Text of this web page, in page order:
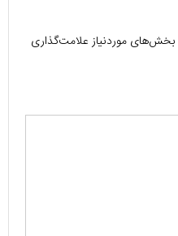
بخش‌های موردنیاز علامت‌گذاری